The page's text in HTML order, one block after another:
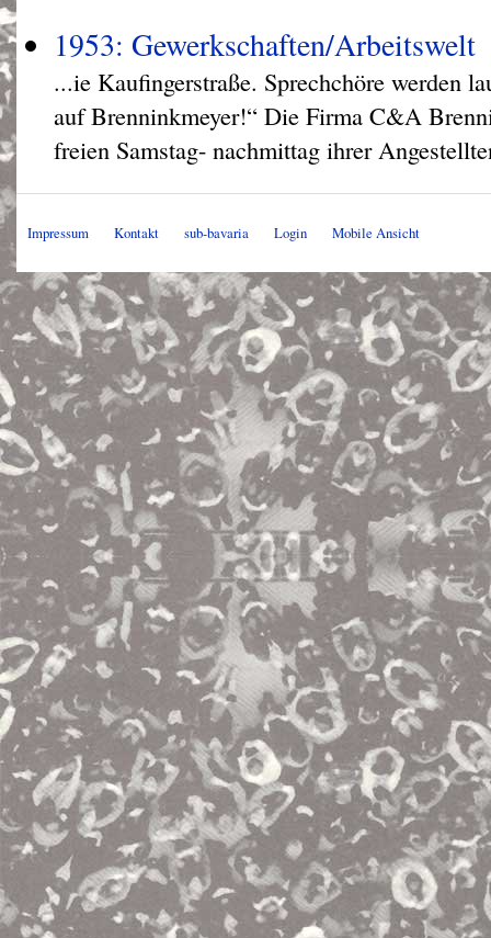
1953: Gewerkschaften/Arbeitswelt
...ie Kaufingerstraße. Sprechchöre werden
auf Brenninkmeyer!“ Die Firma C&A
freien Samstag- nachmittag ihrer
Impressum Kontakt sub-bavaria Login Mobile Ansicht